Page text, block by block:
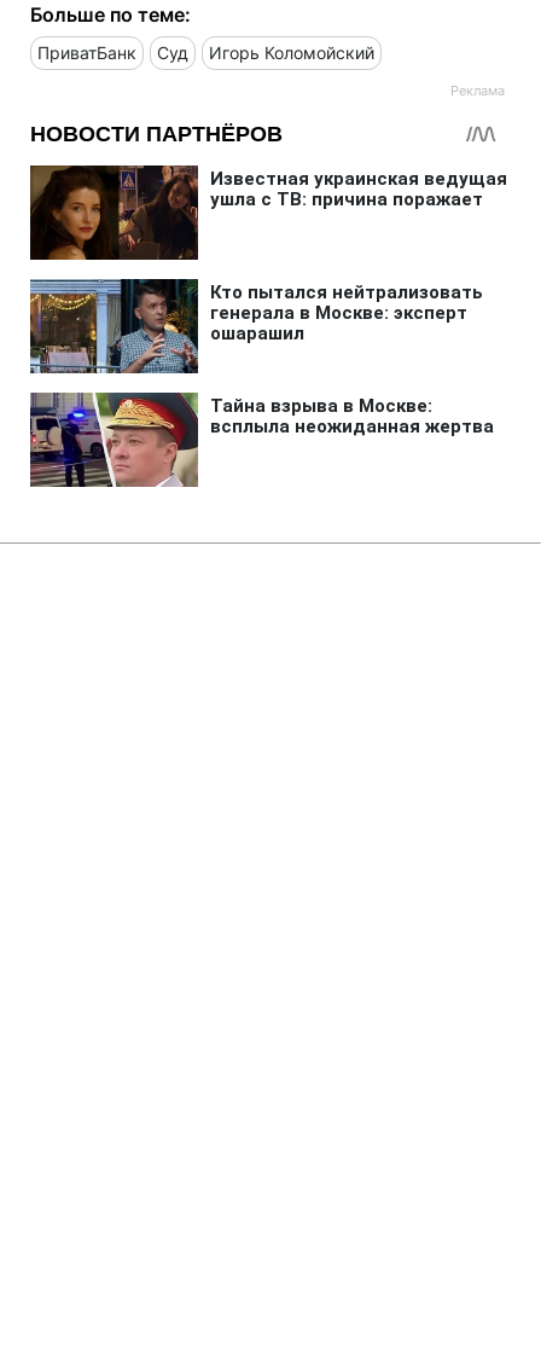
Больше по теме:
ПриватБанк Суд Игорь Коломойский